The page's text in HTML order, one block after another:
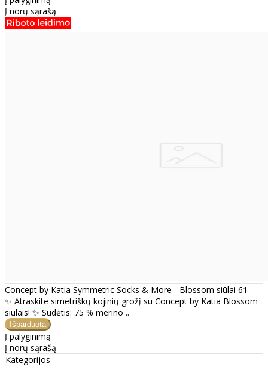
Į norų sąrašą
Concept by Katia Symmetric Socks & More - Blossom siūlai 61
✨ Atraskite simetriškų kojinių grožį su Concept by Katia Blossom
siūlais! ✨ Sudėtis: 75 % merino ..
Į palyginimą
Į norų sąrašą
Kategorijos